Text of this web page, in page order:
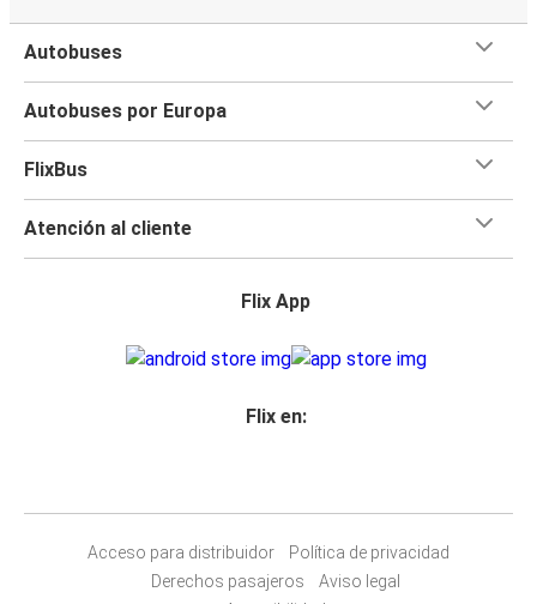
Autobuses
Autobuses por Europa
FlixBus
Atención al cliente
Flix App
Flix en:
Acceso para distribuidor
Política de privacidad
Derechos pasajeros
Aviso legal